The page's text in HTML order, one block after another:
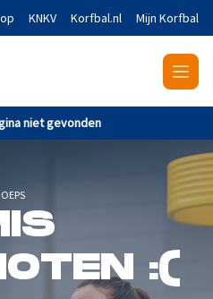
KNKV Korfbal.nl Mijn Korfbal
niet gevonden
OEPS
:(